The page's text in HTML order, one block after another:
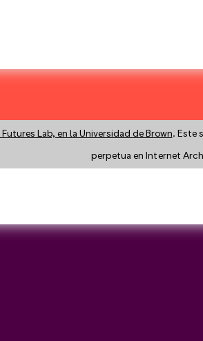
Lab, en la Universidad de Brown. Este
perpetua en Internet